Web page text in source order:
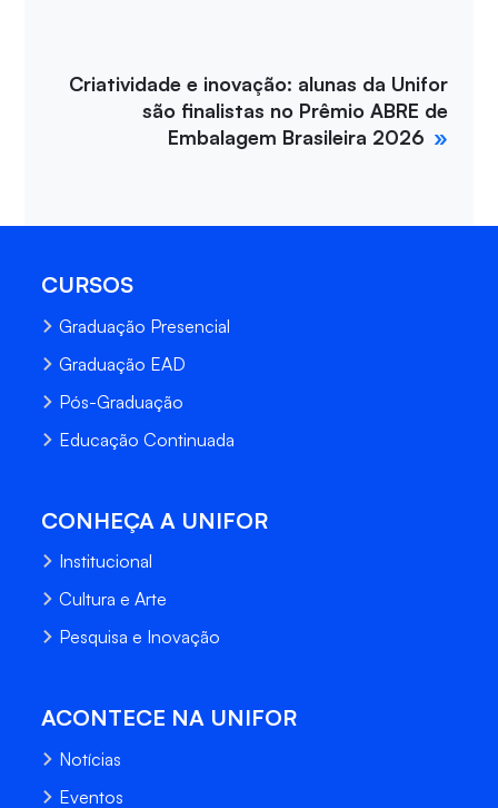
Criatividade e inovação: alunas da Unifor
são finalistas no Prêmio ABRE de
Embalagem Brasileira 2026
CURSOS
Graduação Presencial
Graduação EAD
Pós-Graduação
Educação Continuada
CONHEÇA A UNIFOR
Institucional
Cultura e Arte
Pesquisa e Inovação
ACONTECE NA UNIFOR
Notícias
Eventos